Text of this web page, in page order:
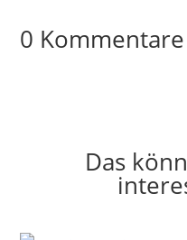
0 Kommentare
Das